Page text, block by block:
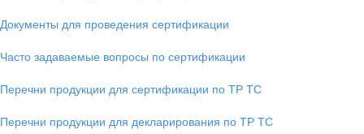
Документы для проведения сертификации
Часто задаваемые вопросы по сертификации
Перечни продукции для сертификации по ТР ТС
Перечни продукции для декларирования по ТР ТС